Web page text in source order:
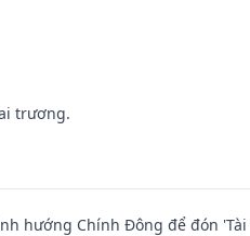
trương.
hướng Chính Đông để đón 'Tài